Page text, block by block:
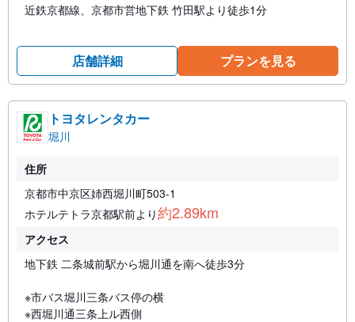
近鉄京都線、京都市営地下鉄 竹田駅より徒歩1分
店舗詳細 プランを見る
トヨタレンタカー
堀川
住所
京都市中京区姉西堀川町503-1
ホテルテトラ京都駅前より約2.89km
アクセス
地下鉄 二条城前駅から堀川通を南へ徒歩3分
※市バス堀川三条バス停の横
※西堀川通三条上ル西側